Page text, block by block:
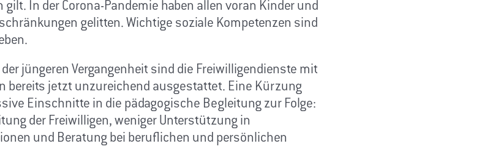
In der Corona-Pandemie haben allen voran Kinder und
gelitten. Wichtige soziale Kompetenzen sind
jüngeren Vergangenheit sind die Freiwilligendienste mit
bereits jetzt unzureichend ausgestattet. Eine Kürzung
Einschnitte in die pädagogische Begleitung zur Folge:
der Freiwilligen, weniger Unterstützung in
und Beratung bei beruflichen und persönlichen